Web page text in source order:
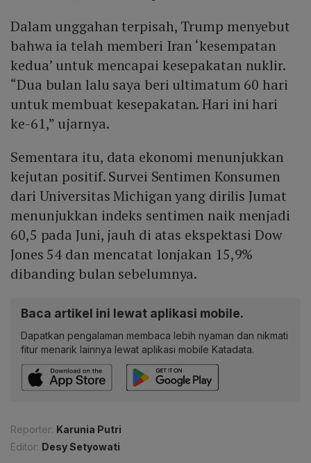
Dalam unggahan terpisah, Trump menyebut
bahwa ia telah memberi Iran ‘kesempatan
kedua’ untuk mencapai kesepakatan nuklir.
“Dua bulan lalu saya beri ultimatum 60 hari
untuk membuat kesepakatan. Hari ini hari
ke-61,” ujarnya.
Sementara itu, data ekonomi menunjukkan
kejutan positif. Survei Sentimen Konsumen
dari Universitas Michigan yang dirilis Jumat
menunjukkan indeks sentimen naik menjadi
60,5 pada Juni, jauh di atas ekspektasi Dow
Jones 54 dan mencatat lonjakan 15,9%
dibanding bulan sebelumnya.
Baca artikel ini lewat aplikasi mobile.
Dapatkan pengalaman membaca lebih nyaman dan nikmati
fitur menarik lainnya lewat aplikasi mobile Katadata.
Reporter: Karunia Putri
Editor: Desy Setyowati